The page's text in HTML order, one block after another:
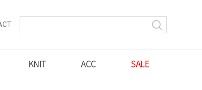
KNIT ACC SALE